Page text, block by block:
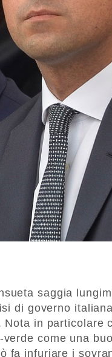
saggia
di governo
Nota in particolare
come una
fa infuriare i